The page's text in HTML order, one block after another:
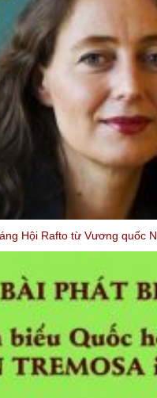
on violations of Internet